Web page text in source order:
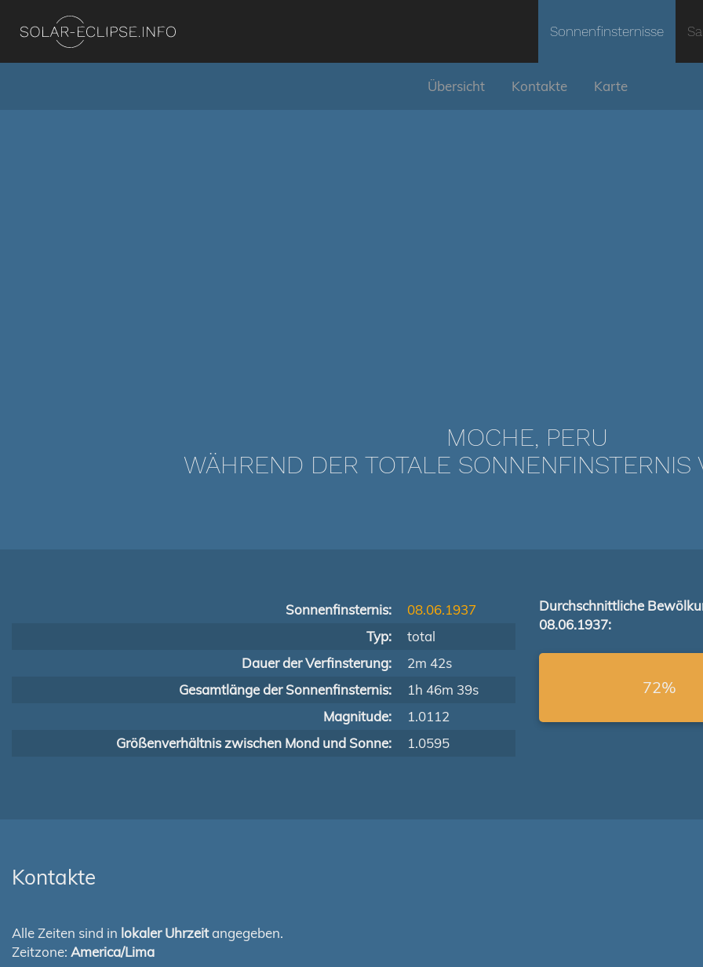
Sonnenfinsternisse
Übersicht Kontakte Karte
MOCHE, PERU
WÄHREND DER TOTALE SONNENFINSTERNIS
Sonnenfinsternis:
08.06.1937
Typ:
total
Dauer der Verfinsterung:
2m 42s
Gesamtlänge der Sonnenfinsternis:
1h 46m 39s
Magnitude:
1.0112
Größenverhältnis zwischen Mond und Sonne:
1.0595
Durchschnittliche
08.06.1937:
72%
Kontakte
Alle Zeiten sind in lokaler Uhrzeitangegeben.
Zeitzone: America/Lima